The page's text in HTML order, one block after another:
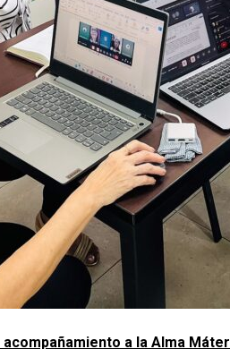
a la Alma Máter